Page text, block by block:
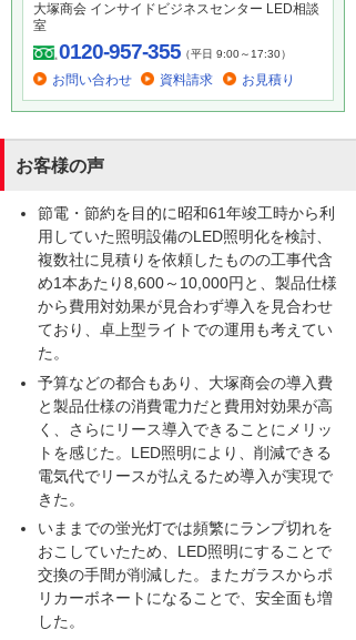
大塚商会 インサイドビジネスセンター LED相談
室
0120-957-355（平日 9:00～17:30）
お問い合わせ 資料請求 お見積り
お客様の声
節電・節約を目的に昭和61年竣工時から利
用していた照明設備のLED照明化を検討、
複数社に見積りを依頼したものの工事代含
め1本あたり8,600～10,000円と、製品仕様
から費用対効果が見合わず導入を見合わせ
ており、卓上型ライトでの運用も考えてい
た。
予算などの都合もあり、大塚商会の導入費
と製品仕様の消費電力だと費用対効果が高
く、さらにリース導入できることにメリッ
トを感じた。LED照明により、削減できる
電気代でリースが払えるため導入が実現で
きた。
いままでの蛍光灯では頻繁にランプ切れを
おこしていたため、LED照明にすることで
交換の手間が削減した。またガラスからポ
リカーボネートになることで、安全面も増
した。